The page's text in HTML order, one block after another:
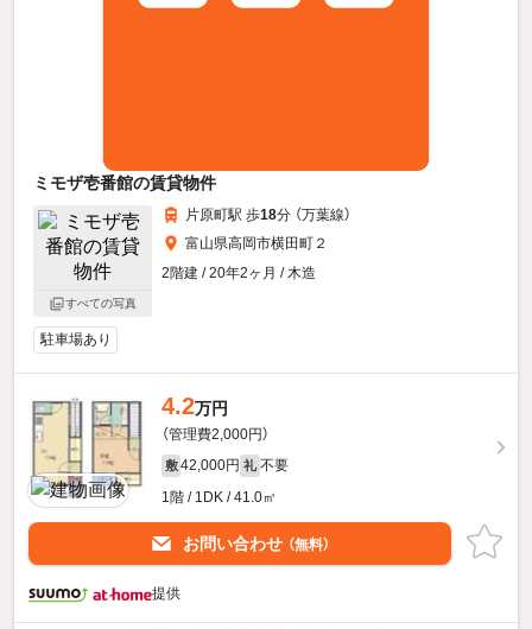
ミモザ壱番館の賃貸物件
すべての写真
片原町駅 歩18分 （万葉線）
富山県高岡市横田町２
2階建 / 20年2ヶ月 / 木造
駐車場あり
4.2万円
（管理費2,000円）
敷 42,000円 礼 不要
1階 / 1DK / 41.0㎡
お問い合わせ （無料）
提供